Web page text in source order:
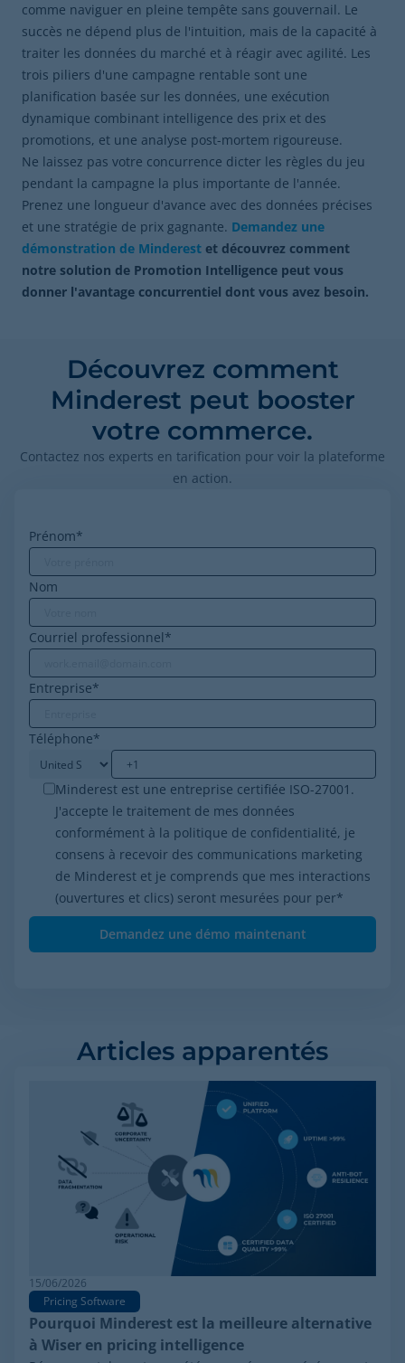
comme naviguer en pleine tempête sans gouvernail. Le
succès ne dépend plus de l'intuition, mais de la capacité à
traiter les données du marché et à réagir avec agilité. Les
trois piliers d'une campagne rentable sont une
planification basée sur les données, une exécution
dynamique combinant intelligence des prix et des
promotions, et une analyse post-mortem rigoureuse.
Ne laissez pas votre concurrence dicter les règles du jeu
pendant la campagne la plus importante de l'année.
Prenez une longueur d'avance avec des données précises
et une stratégie de prix gagnante. Demandez une
démonstration de Minderest et découvrez comment
notre solution de Promotion Intelligence peut vous
donner l'avantage concurrentiel dont vous avez besoin.
Découvrez comment
Minderest peut booster
votre commerce.
Contactez nos experts en tarification pour voir la plateforme
en action.
Prénom*
Nom
Courriel professionnel*
Entreprise*
Téléphone*
Minderest est une entreprise certifiée ISO-27001.
J'accepte le traitement de mes données
conformément à la politique de confidentialité, je
consens à recevoir des communications marketing
de Minderest et je comprends que mes interactions
(ouvertures et clics) seront mesurées pour per*
Articles apparentés
15/06/2026
Pricing Software
Pourquoi Minderest est la meilleure alternative
à Wiser en pricing intelligence